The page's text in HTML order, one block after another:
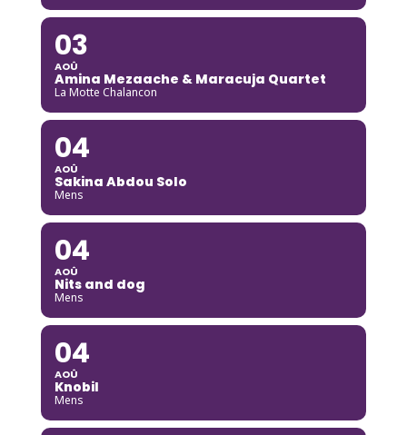
03
AOÛ
Amina Mezaache & Maracuja Quartet
La Motte Chalancon
04
AOÛ
Sakina Abdou Solo
Mens
04
AOÛ
Nits and dog
Mens
04
AOÛ
Knobil
Mens